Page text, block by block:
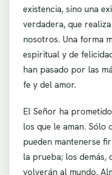
existencia, sino una
verdadera, que
nosotros. Una forma
espiritual y de
han pasado por las
fe y del amor.
El Señor ha
los que le aman. Sólo
pueden mantenerse
la prueba; los demás,
volverán al mundo.